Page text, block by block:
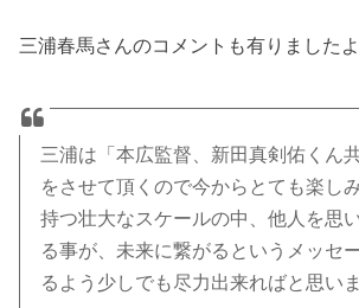
三浦春馬さんのコメントも有りましたよ
三浦は「本広監督、新田真剣佑くん
をさせて頂くので今からとても楽し
持つ壮大なスケールの中、他人を思
る事が、未来に繋がるというメッセ
るよう少しでも尽力出来ればと思いま